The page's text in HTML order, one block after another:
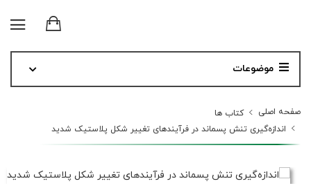
موضوعات
صفحه اصلی
کتاب ها
اندازه‌گیری تنش پسماند در فرآیندهای تغییر شکل پلاستیک شدید